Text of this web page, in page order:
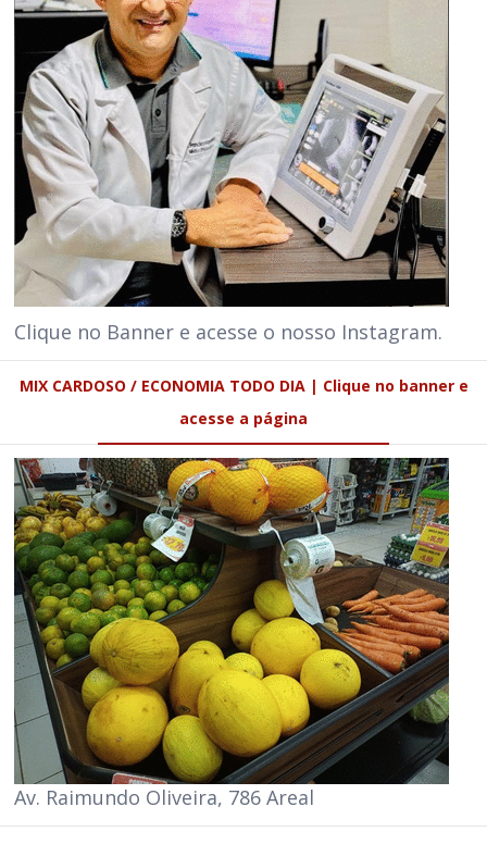
Clique no Banner e acesse o nosso Instagram.
MIX CARDOSO / ECONOMIA TODO DIA | Clique no banner e
acesse a página
Av. Raimundo Oliveira, 786 Areal